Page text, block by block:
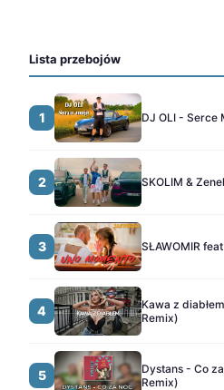
Lista przebojów
1 DJ OLI - Serce
2 SKOLIM &
3 SŁAWOMIR
4
Kawa z
Remix)
5
Dystans - Co
Remix)